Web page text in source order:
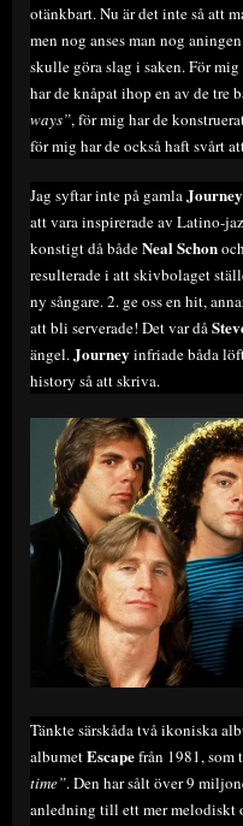
otänkbart. Nu är det inte så att
men nog anses man nog
skulle göra slag i saken. För
har de knåpat ihop en av de tre
ways”, för mig har de
för mig har de också haft svårt
Jag syftar inte på gamlaJourney
att vara inspirerade av Latino-
konstigt då bådeNeal Schonoch
resulterade i att skivbolaget
ny sångare. 2. ge oss en hit,
att bli serverade! Det var då
ängel.Journey infriade båda
history så att skriva.
Tänkte särskåda två ikoniska
albumetEscapefrån 1981, som
time”. Den har sålt över 9
anledning till ett mer melodiskt